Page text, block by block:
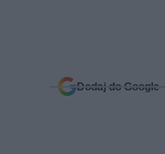
Dodaj do Google